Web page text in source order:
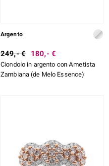
Argento
249,- € 180,- €
Ciondolo in argento con Ametista
Zambiana (de Melo Essence)